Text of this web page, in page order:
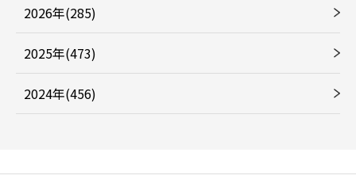
2026年(285)
2025年(473)
2024年(456)